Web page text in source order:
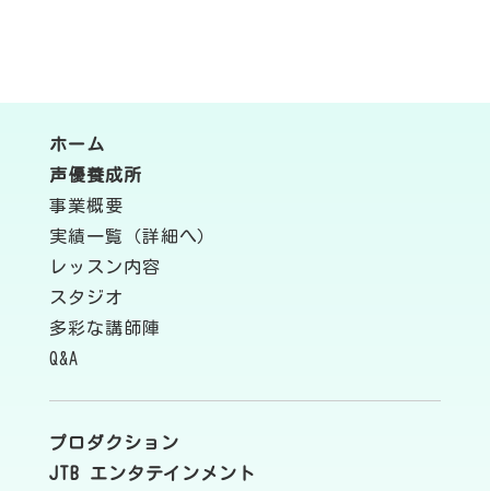
ホーム
声優養成所
事業概要
実績一覧（詳細へ）
レッスン内容
スタジオ
多彩な講師陣
Q&A
プロダクション
JTB エンタテインメント